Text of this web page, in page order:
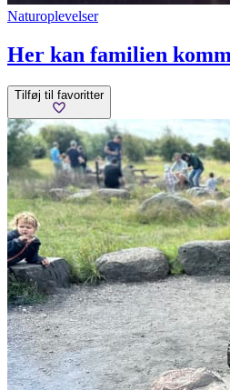
Naturoplevelser
Her kan familien
Tilføj til favoritter